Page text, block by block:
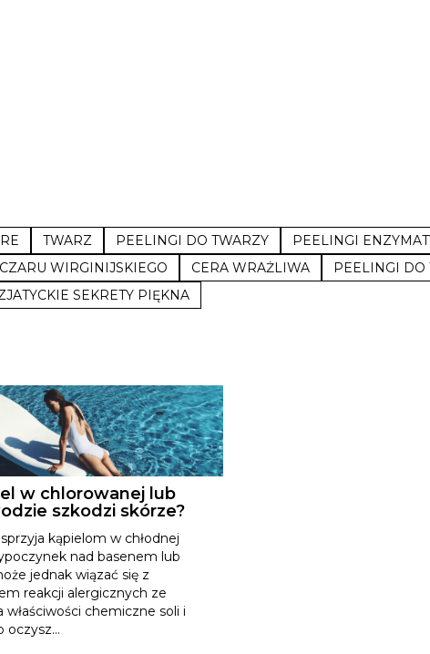
TWARZ PEELINGI DO TWARZY PEELINGI
WIRGINIJSKIEGO CERA WRAŻLIWA PEELINGI DO
SEKRETY PIĘKNA
w chlorowanej lub
szkodzi skórze?
kąpielom w chłodnej
nad basenem lub
jednak wiązać się z
reakcji alergicznych ze
właściwości chemiczne soli i
oczysz...